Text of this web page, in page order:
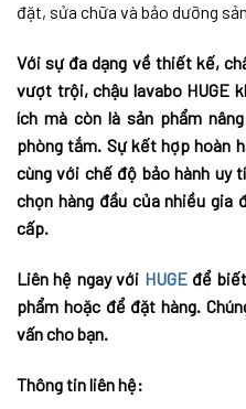
đặt, sửa chữa và bảo dưỡng
Với sự đa dạng về thiết kế,
vượt trội, chậu lavabo HUGE
ích mà còn là sản phẩm
phòng tắm. Sự kết hợp hoàn
cùng với chế độ bảo hành uy
chọn hàng đầu của nhiều gia
cấp.
Liên hệ ngay với HUGEđể
phẩm hoặc để đặt hàng.
vấn cho bạn.
Thông tin liên hệ: